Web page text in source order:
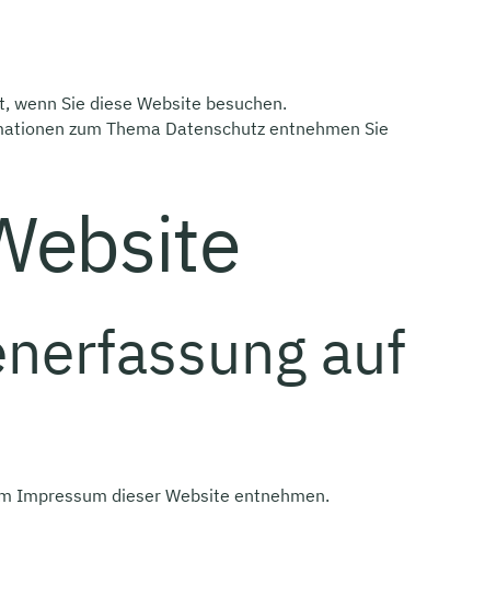
wenn Sie diese Website besuchen.
zum Thema Datenschutz entnehmen Sie
auf
Impressum dieser Website entnehmen.